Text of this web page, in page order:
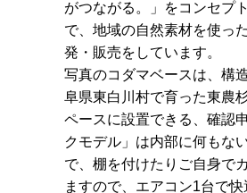
がつながる。」をコンセプ
で、地域の自然素材を使っ
発・販売をしています。
写真のコダマベースは、構
阜県東白川村で育った東農
ペースに設置できる、確認
クモデル」は内部に何もな
で、棚を付けたりご自身で
ますので、エアコン1台で快